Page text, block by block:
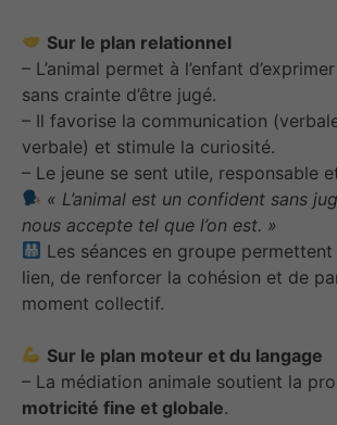
Sur le plan relationnel
– L’animal permet à l’enfant
sans crainte d’être jugé.
– Il favorise la communication
verbale) et stimule la curiosité.
– Le jeune se sent utile, responsable
« L’animal est un confident sans
nous accepte tel que l’on est. »
Les séances en groupe
lien, de renforcer la cohésion et de
moment collectif.
Sur le plan moteur et du langage
– La médiation animale soutient la
motricité fine et globale.